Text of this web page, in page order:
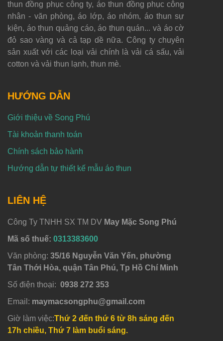
thun đồng phục công ty, áo thun đồng phục công
nhân - văn phòng, áo lớp, áo nhóm, áo thun sự
kiện, áo thun quảng cáo, áo thun quán... và áo cờ
đỏ sao vàng và cả tạp dề nữa. Công ty chuyên
sản xuất với các loại vải chính là vải cá sấu, vải
cotton và vải thun lạnh, thun mè.
HƯỚNG DẪN
Giới thiệu về Song Phú
Tài khoản thanh toán
Chính sách bảo hành
Hướng dẫn tự thiết kế mẫu áo thun
LIÊN HỆ
Công Ty TNHH SX TM DV May Mặc Song Phú
Mã số thuế: 0313383600
Văn phòng: 35/16 Nguyễn Văn Yến, phường
Tân Thới Hòa, quận Tân Phú, Tp Hồ Chí Minh
Số điện thoại: 0938 272 353
Email: maymacsongphu@gmail.com
Giờ làm việc:Thứ 2 đến thứ 6 từ 8h sáng đến
17h chiều, Thứ 7 làm buổi sáng.